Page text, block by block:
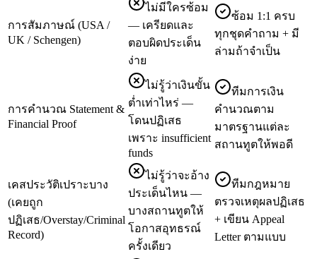
การสัมภาษณ์ (USA /
UK / Schengen)
ไม่มีใครซ้อม
— เครียดและ
ตอบผิดประเด็น
ง่าย
ซ้อม 1:1 ครบ
ทุกชุดคำถาม + มี
ล่ามถ้าจำเป็น
การคำนวณ Statement &
Financial Proof
ไม่รู้ว่าเงินขั้น
ต่ำเท่าไหร่ —
โดนปฏิเสธ
เพราะ insufficient
funds
ทีมการเงิน
คำนวณตาม
มาตรฐานแต่ละ
สถานทูตให้พอดี
เคสประวัติเปราะบาง
(เคยถูก
ปฏิเสธ/Overstay/Criminal
Record)
ไม่รู้ว่าจะอ้าง
ประเด็นไหน —
บางสถานทูตให้
โอกาสอุทธรณ์
ครั้งเดียว
ทีมกฎหมาย
ตรวจเหตุผลปฏิเสธ
+ เขียน Appeal
Letter ตามแบบ